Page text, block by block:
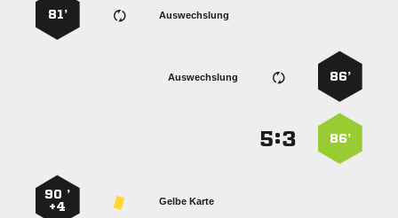
Auswechslung
81’
86’
Auswechslung
86’
:
Gelbe Karte
90 ’
+4